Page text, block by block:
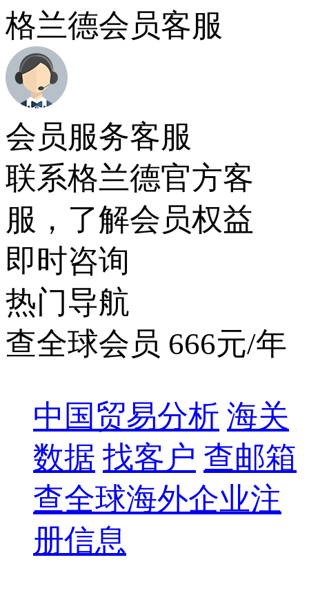
格兰德会员客服
会员服务客服
联系格兰德官方客
服，了解会员权益
即时咨询
热门导航
查全球会员 666元/年
中国贸易分析 海关
数据 找客户 查邮箱
查全球海外企业注
册信息